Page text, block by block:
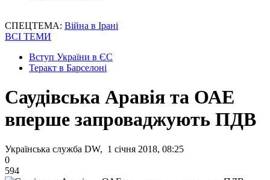
СПЕЦТЕМА: Війна в Ірані
ВСІ ТЕМИ
Вступ України в ЄС
Теракт в Барселоні
Саудівська Аравія та ОАЕ
вперше запроваджують ПДВ
Українська служба DW, 1 січня 2018, 08:25
0
594